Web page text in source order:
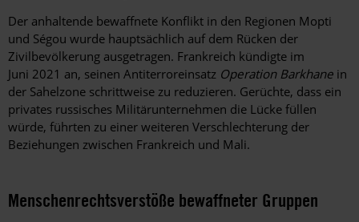
Der anhaltende bewaffnete Konflikt in den Regionen Mopti
und Ségou wurde hauptsächlich auf dem Rücken der
Zivilbevölkerung ausgetragen. Frankreich kündigte im
Juni 2021 an, seinen Antiterroreinsatz Operation Barkhane in
der Sahelzone schrittweise zu reduzieren. Gerüchte, dass ein
privates russisches Militärunternehmen die Lücke füllen
würde, führten zu einer weiteren Verschlechterung der
Beziehungen zwischen Frankreich und Mali.
Menschenrechtsverstöße bewaffneter Gruppen